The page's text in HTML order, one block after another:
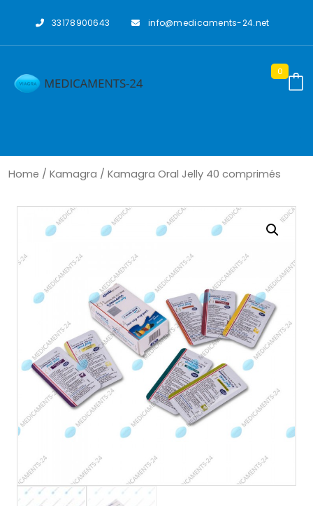
33178900643 info@medicaments-24.net
0
Home / Kamagra / Kamagra Oral Jelly 40 comprimés